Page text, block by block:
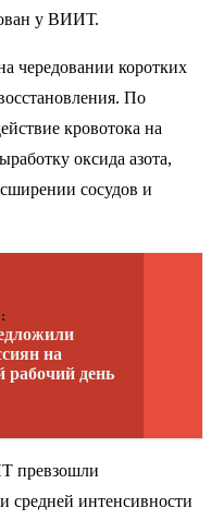
у ВИИТ.
чередовании коротких
По
кровотока на
оксида азота,
сосудов и
на
рабочий день
превзошли
средней интенсивности